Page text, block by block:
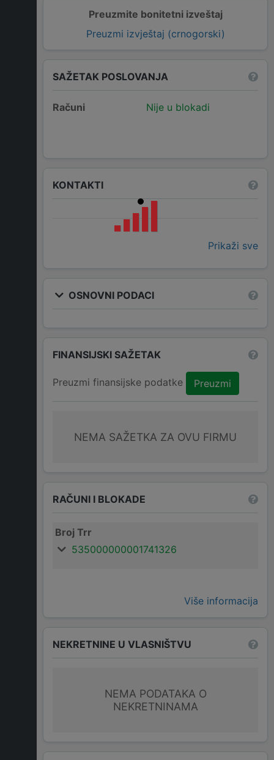
Preuzmite bonitetni izveštaj
Preuzmi izvještaj (crnogorski)
SAŽETAK POSLOVANJA
Računi Nije u blokadi
KONTAKTI
Prikaži sve
OSNOVNI PODACI
FINANSIJSKI SAŽETAK
Preuzmi finansijske podatke Preuzmi
NEMA SAŽETKA ZA OVU FIRMU
RAČUNI I BLOKADE
Broj Trr
535000000001741326
Više informacija
NEKRETNINE U VLASNIŠTVU
NEMA PODATAKA O
NEKRETNINAMA